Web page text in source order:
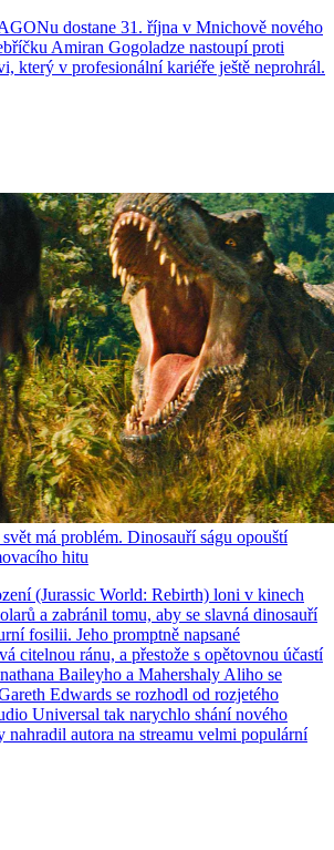
dostane 31. října v Mnichově nového
Amiran Gogoladze nastoupí proti
který v profesionální kariéře ještě neprohrál.
má problém. Dinosauří ságu opouští
hitu
(Jurassic World: Rebirth) loni v kinech
a zabránil tomu, aby se slavná dinosauří
fosilii. Jeho promptně napsané
citelnou ránu, a přestože s opětovnou účastí
Baileyho a Mahershaly Aliho se
Edwards se rozhodl od rozjetého
Universal tak narychlo shání nového
autora na streamu velmi populární